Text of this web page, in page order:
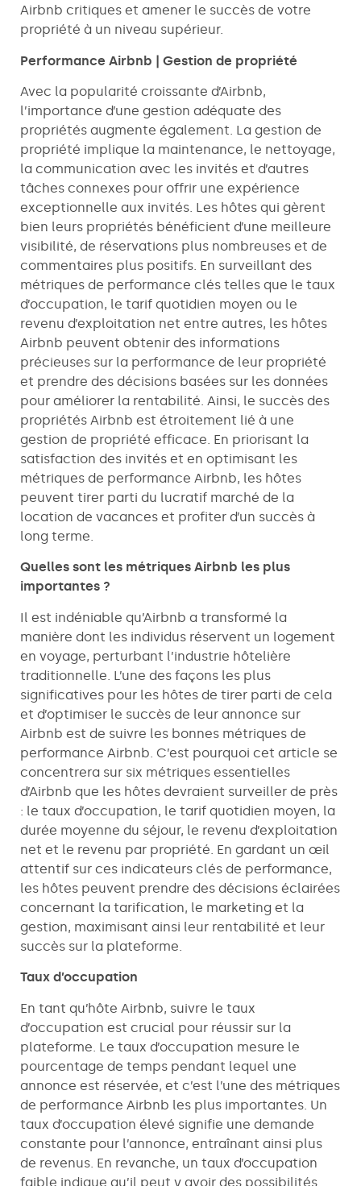
Airbnb critiques et amener le succès de votre
propriété à un niveau supérieur.
Performance Airbnb | Gestion de propriété
Avec la popularité croissante d’Airbnb,
l’importance d’une gestion adéquate des
propriétés augmente également. La gestion de
propriété implique la maintenance, le nettoyage,
la communication avec les invités et d’autres
tâches connexes pour offrir une expérience
exceptionnelle aux invités. Les hôtes qui gèrent
bien leurs propriétés bénéficient d’une meilleure
visibilité, de réservations plus nombreuses et de
commentaires plus positifs. En surveillant des
métriques de performance clés telles que le taux
d’occupation, le tarif quotidien moyen ou le
revenu d’exploitation net entre autres, les hôtes
Airbnb peuvent obtenir des informations
précieuses sur la performance de leur propriété
et prendre des décisions basées sur les données
pour améliorer la rentabilité. Ainsi, le succès des
propriétés Airbnb est étroitement lié à une
gestion de propriété efficace. En priorisant la
satisfaction des invités et en optimisant les
métriques de performance Airbnb, les hôtes
peuvent tirer parti du lucratif marché de la
location de vacances et profiter d’un succès à
long terme.
Quelles sont les métriques Airbnb les plus
importantes ?
Il est indéniable qu’Airbnb a transformé la
manière dont les individus réservent un logement
en voyage, perturbant l’industrie hôtelière
traditionnelle. L’une des façons les plus
significatives pour les hôtes de tirer parti de cela
et d’optimiser le succès de leur annonce sur
Airbnb est de suivre les bonnes métriques de
performance Airbnb. C’est pourquoi cet article se
concentrera sur six métriques essentielles
d’Airbnb que les hôtes devraient surveiller de près
: le taux d’occupation, le tarif quotidien moyen, la
durée moyenne du séjour, le revenu d’exploitation
net et le revenu par propriété. En gardant un œil
attentif sur ces indicateurs clés de performance,
les hôtes peuvent prendre des décisions éclairées
concernant la tarification, le marketing et la
gestion, maximisant ainsi leur rentabilité et leur
succès sur la plateforme.
Taux d’occupation
En tant qu’hôte Airbnb, suivre le taux
d’occupation est crucial pour réussir sur la
plateforme. Le taux d’occupation mesure le
pourcentage de temps pendant lequel une
annonce est réservée, et c’est l’une des métriques
de performance Airbnb les plus importantes. Un
taux d’occupation élevé signifie une demande
constante pour l’annonce, entraînant ainsi plus
de revenus. En revanche, un taux d’occupation
faible indique qu’il peut y avoir des possibilités